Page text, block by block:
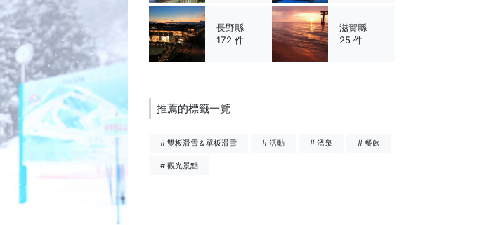
長野縣
172 件
滋賀縣
25 件
推薦的標籤一覽
# 雙板滑雪＆單板滑雪 # 活動 # 溫泉 # 餐飲
# 觀光景點